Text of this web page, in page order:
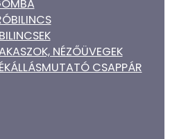
NÉZŐÜVEGEK
CSAPPÁR